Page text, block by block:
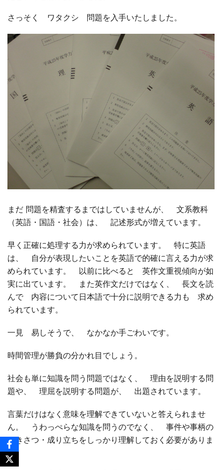
さっそく ワタクシ 問題を入手いたしました。
まだ 問題を精査するまではしていませんが、 文系教科
（英語・国語・社会）は、 記述形式が増えています。
早く正確に処理する力が求められています。 特に英語
は、 自分が表現したいことを英語で的確に言える力が求
められています。 以前に比べると 英作文重視傾向が如
実に出ています。 また英作文だけではなく、 長文を読
んで 内容について日本語で十分に説明できる力も 求め
られています。
一見 易しそうで、 なかなか手ごわいです。
時間管理が勝負の分かれ目でしょう。
社会も単に知識を問う問題ではなく、 理由を説明する問
題や、 理屈を説明する問題が、 出題されています。
言葉だけはなく意味を理解できていないと答えられませ
ん。 うわっぺらな知識を問うのでなく、 事件や事柄の
いきさつ・成り立ちをしっかり理解しておく必要がありま
す。